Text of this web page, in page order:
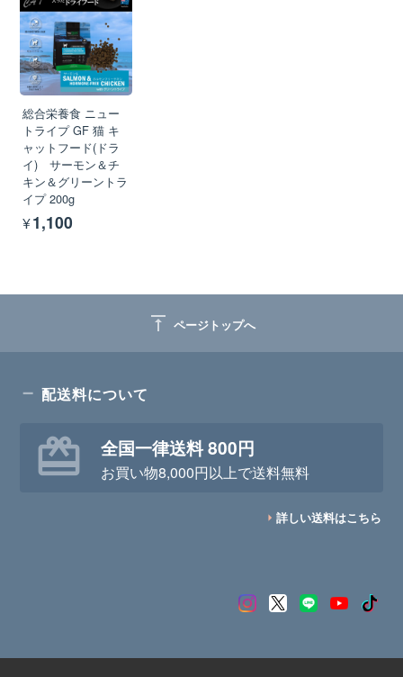
総合栄養食 ニュー
トライプ GF 猫 キ
ャットフード(ドラ
イ) サーモン＆チ
キン＆グリーントラ
イプ 200g
¥1,100
vertical_align_top ページトップへ
配送料について
全国一律送料 800円
お買い物8,000円以上で送料無料
詳しい送料はこちら